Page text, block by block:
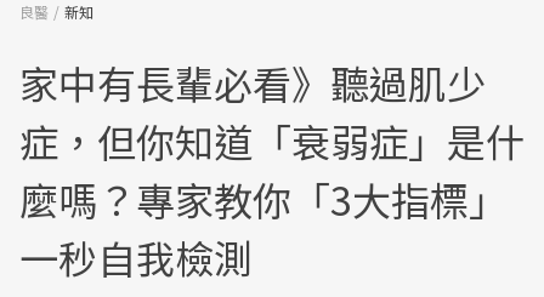
良醫 新知
家中有長輩必看》聽過肌少
症，但你知道「衰弱症」是什
麼嗎？專家教你「3大指標」
一秒自我檢測